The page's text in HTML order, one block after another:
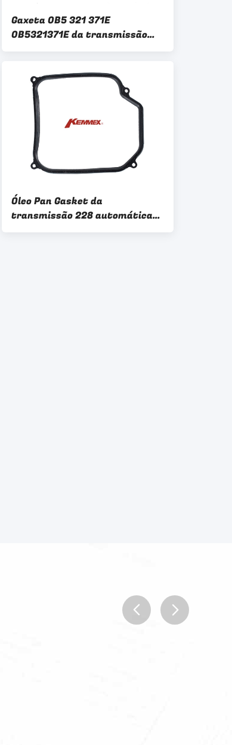
Gaxeta 0B5 321 371E
0B5321371E da transmissão
239 automática
Óleo Pan Gasket da
transmissão 228 automática
095.321.371 095321371